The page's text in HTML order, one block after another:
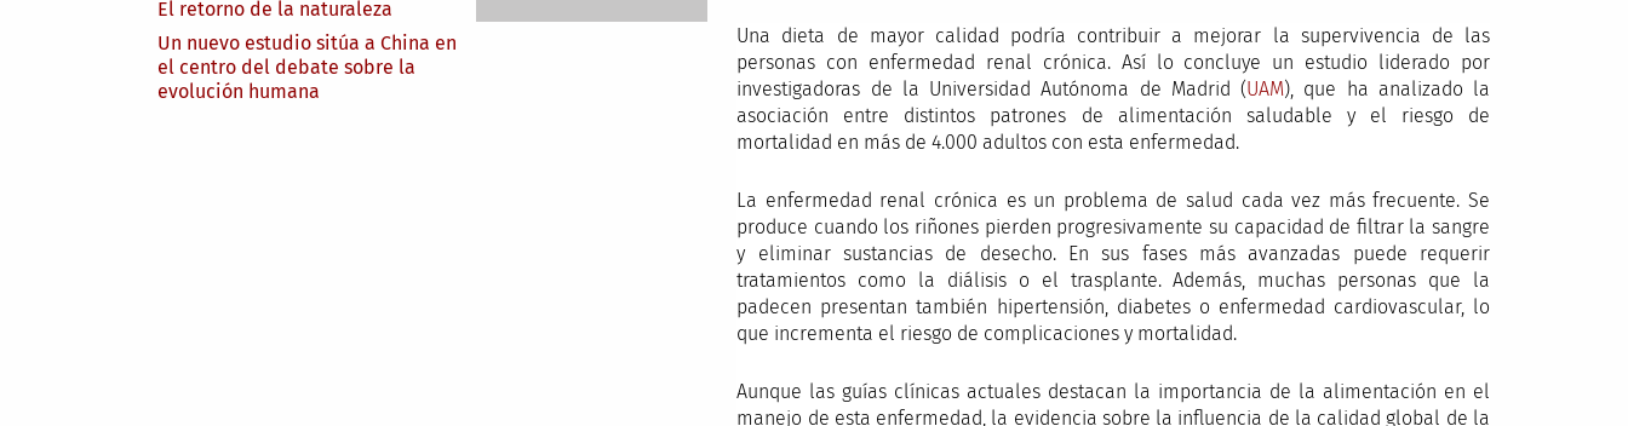
El retorno de la naturaleza
Un nuevo estudio sitúa a China en
el centro del debate sobre la
evolución humana
Una dieta de mayor calidad podría contribuir a mejorar la supervivencia de las
personas con enfermedad renal crónica. Así lo concluye un estudio liderado por
investigadoras de la Universidad Autónoma de Madrid (UAM), que ha analizado la
asociación entre distintos patrones de alimentación saludable y el riesgo de
mortalidad en más de 4.000 adultos con esta enfermedad.
La enfermedad renal crónica es un problema de salud cada vez más frecuente. Se
produce cuando los riñones pierden progresivamente su capacidad de filtrar la sangre
y eliminar sustancias de desecho. En sus fases más avanzadas puede requerir
tratamientos como la diálisis o el trasplante. Además, muchas personas que la
padecen presentan también hipertensión, diabetes o enfermedad cardiovascular, lo
que incrementa el riesgo de complicaciones y mortalidad.
Aunque las guías clínicas actuales destacan la importancia de la alimentación en el
manejo de esta enfermedad, la evidencia sobre la influencia de la calidad global de la